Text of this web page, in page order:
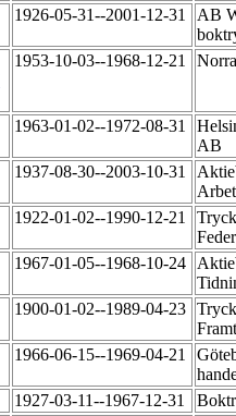
1926-05-31--2001-12-31
AB
1953-10-03--1968-12-21
1963-01-02--1972-08-31
AB
1937-08-30--2003-10-31
1922-01-02--1990-12-21
1967-01-05--1968-10-24
1900-01-02--1989-04-23
1966-06-15--1969-04-21
1927-03-11--1967-12-31